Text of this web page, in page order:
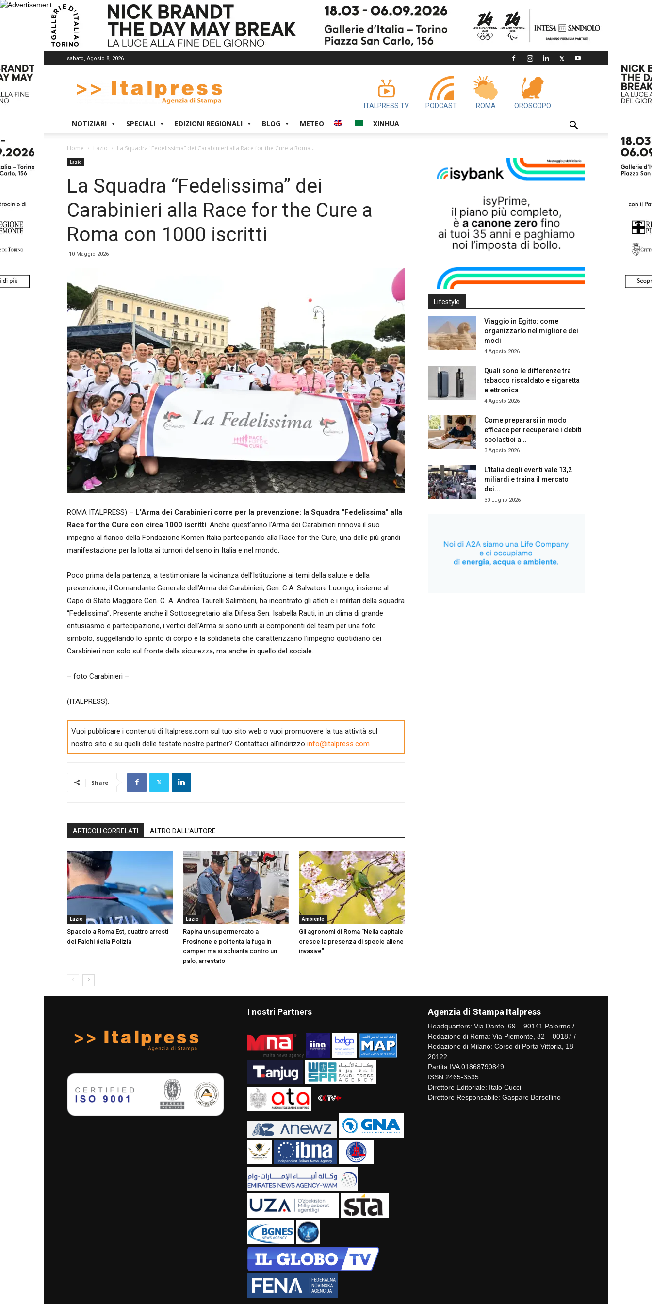
sabato, Agosto 8, 2026
ITALPRESS TV PODCAST ROMA OROSCOPO
NOTIZIARI SPECIALI EDIZIONI REGIONALI BLOG METEO XINHUA
Home Lazio La Squadra “Fedelissima” dei Carabinieri alla Race for the Cure a Roma...
Lazio
La Squadra “Fedelissima” dei
Carabinieri alla Race for the Cure a
Roma con 1000 iscritti
10 Maggio 2026
ROMA ITALPRESS) – L’Arma dei Carabinieri corre per la prevenzione: la Squadra “Fedelissima” alla
Race for the Cure con circa 1000 iscritti. Anche quest’anno l’Arma dei Carabinieri rinnova il suo
impegno al fianco della Fondazione Komen Italia partecipando alla Race for the Cure, una delle più grandi
manifestazione per la lotta ai tumori del seno in Italia e nel mondo.
Poco prima della partenza, a testimoniare la vicinanza dell’Istituzione ai temi della salute e della
prevenzione, il Comandante Generale dell’Arma dei Carabinieri, Gen. C.A. Salvatore Luongo, insieme al
Capo di Stato Maggiore Gen. C. A. Andrea Taurelli Salimbeni, ha incontrato gli atleti e i militari della squadra
“Fedelissima”. Presente anche il Sottosegretario alla Difesa Sen. Isabella Rauti, in un clima di grande
entusiasmo e partecipazione, i vertici dell’Arma si sono uniti ai componenti del team per una foto
simbolo, suggellando lo spirito di corpo e la solidarietà che caratterizzano l’impegno quotidiano dei
Carabinieri non solo sul fronte della sicurezza, ma anche in quello del sociale.
– foto Carabinieri –
(ITALPRESS).
Vuoi pubblicare i contenuti di Italpress.com sul tuo sito web o vuoi promuovere la tua attività sul
nostro sito e su quelli delle testate nostre partner? Contattaci all'indirizzo info@italpress.com
Share
ARTICOLI CORRELATI ALTRO DALL'AUTORE
Lazio
Spaccio a Roma Est, quattro arresti
dei Falchi della Polizia
Lazio
Rapina un supermercato a
Frosinone e poi tenta la fuga in
camper ma si schianta contro un
palo, arrestato
Ambiente
Gli agronomi di Roma “Nella capitale
cresce la presenza di specie aliene
invasive”
Lifestyle
Viaggio in Egitto: come
organizzarlo nel migliore dei
modi
4 Agosto 2026
Quali sono le differenze tra
tabacco riscaldato e sigaretta
elettronica
4 Agosto 2026
Come prepararsi in modo
efficace per recuperare i debiti
scolastici a...
3 Agosto 2026
L’Italia degli eventi vale 13,2
miliardi e traina il mercato
dei...
30 Luglio 2026
I nostri Partners Agenzia di Stampa Italpress
Headquarters: Via Dante, 69 – 90141 Palermo /
Redazione di Roma: Via Piemonte, 32 – 00187 /
Redazione di Milano: Corso di Porta Vittoria, 18 –
20122
Partita IVA 01868790849
ISSN 2465-3535
Direttore Editoriale: Italo Cucci
Direttore Responsabile: Gaspare Borsellino